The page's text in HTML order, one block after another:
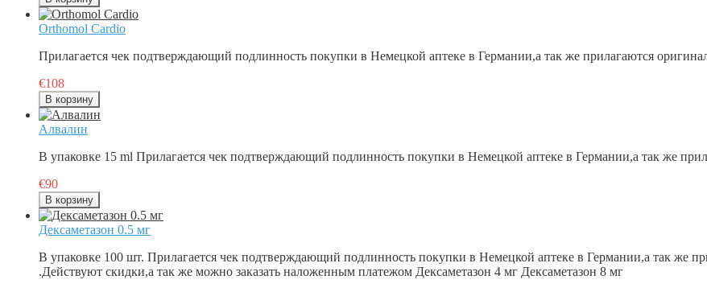
Orthomol Cardio
Прилагается чек подтверждающий подлинность покупки в Немецкой аптеке в Германии,а так же прилагаются
€108
Алвалин
В упаковке 15 ml Прилагается чек подтверждающий подлинность покупки в Немецкой аптеке в Германии,а так же
€90
Дексаметазон 0.5 мг
В упаковке 100 шт. Прилагается чек подтверждающий подлинность покупки в Немецкой аптеке в Германии,а так же
.Действуют скидки,а так же можно заказать наложенным платежом Дексаметазон 4 мг Дексаметазон 8 мг